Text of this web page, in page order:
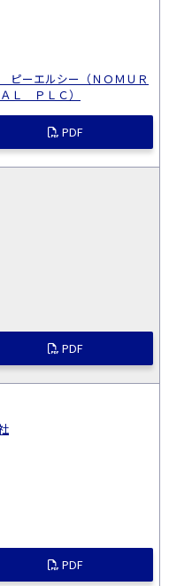
ーエルシー（ＮＯＭＵＲ
Ｌ ＰＬＣ）
PDF
PDF
PDF